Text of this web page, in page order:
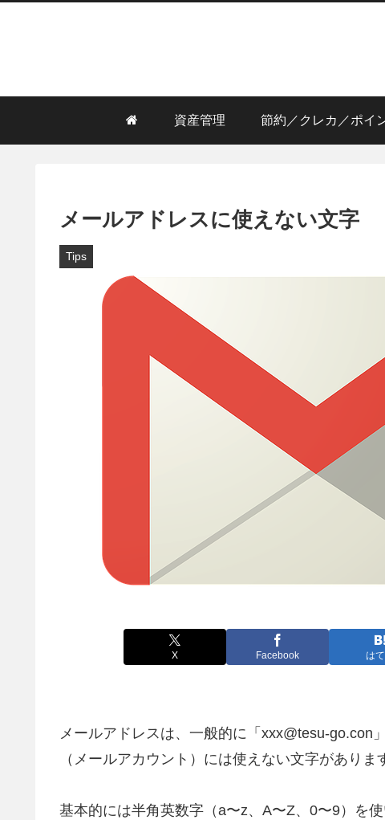
資産管理 節約／クレカ／ポイ
メールアドレスに使えない文字
Tips
X Facebook は
メールアドレスは、一般的に「xxx@tesu-go.con
（メールアカウント）には使えない文字がありま
基本的には半角英数字（a〜z、A〜Z、0〜9）を